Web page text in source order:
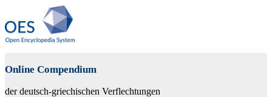
Online Compendium
der deutsch-griechischen Verflechtungen